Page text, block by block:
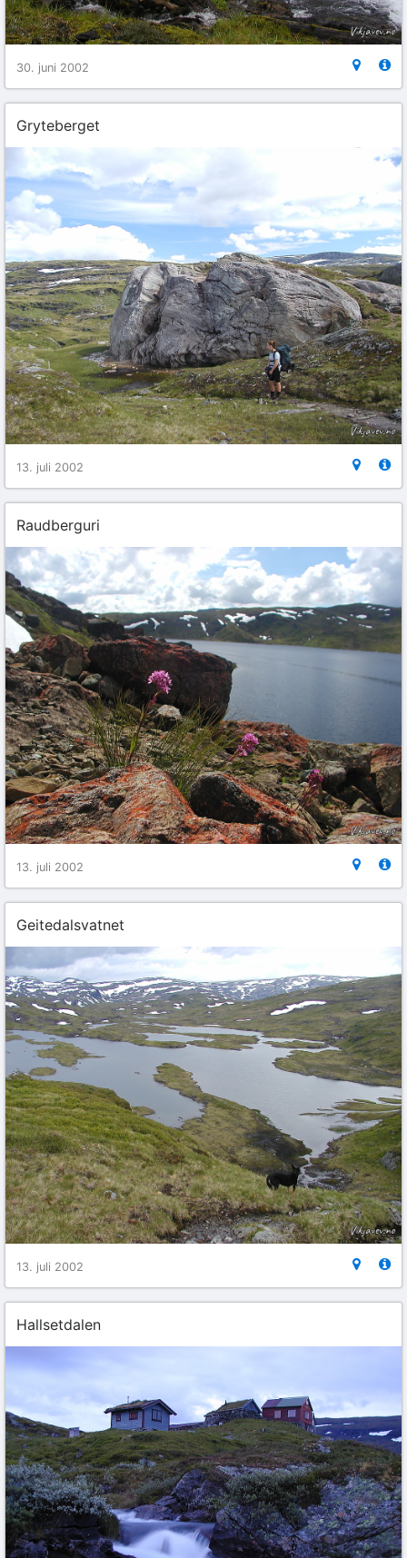
30. juni 2002
Gryteberget
13. juli 2002
Raudberguri
13. juli 2002
Geitedalsvatnet
13. juli 2002
Hallsetdalen